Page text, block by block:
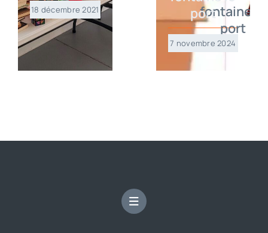
18 décembre 2021
port
7 novembre 2024